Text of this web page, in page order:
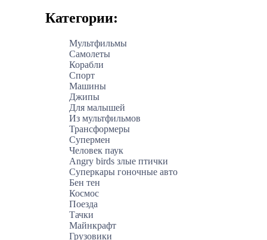
Категории:
Мультфильмы
Самолеты
Корабли
Спорт
Машины
Джипы
Для малышей
Из мультфильмов
Трансформеры
Супермен
Человек паук
Angry birds злые птички
Суперкары гоночные авто
Бен тен
Космос
Поезда
Тачки
Майнкрафт
Грузовики